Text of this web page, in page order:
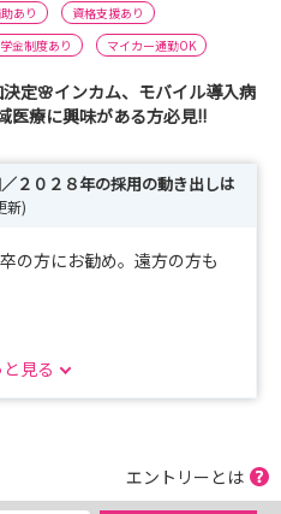
あり
資格支援あり
金制度あり マイカー通勤OK
定🌸インカム、モバイル導入病
医療に興味がある方必見!!
２０２８年の採用の動き出しは
新)
の方にお勧め。遠方の方も
感じてみてください🐥
見る
エントリーとは